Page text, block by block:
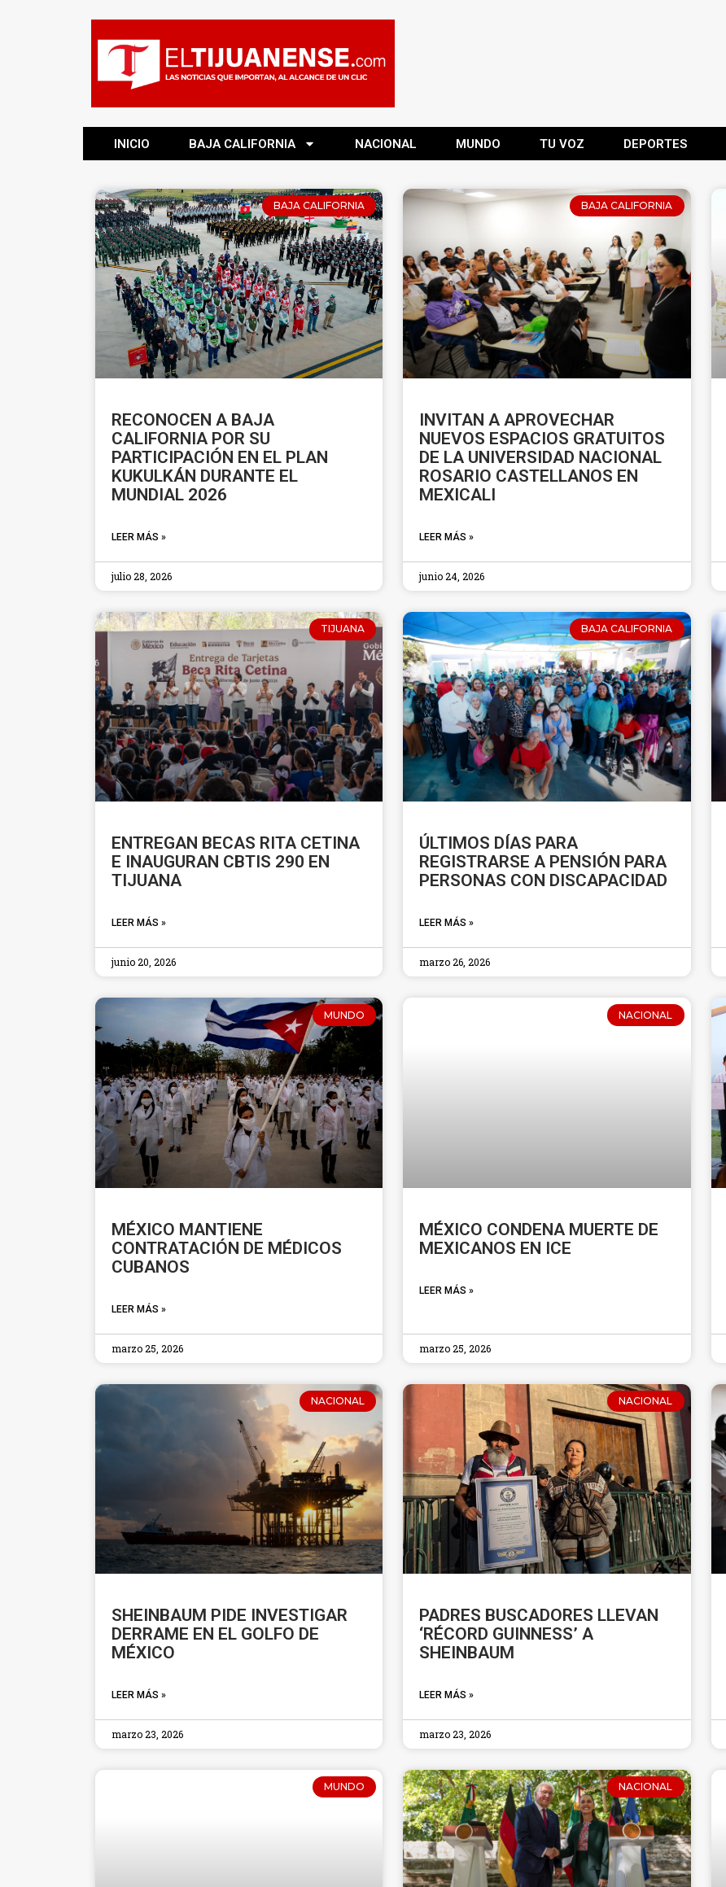
INICIO BAJA CALIFORNIA NACIONAL MUNDO TU VOZ DEPORTES
BAJA CALIFORNIA
RECONOCEN A BAJA
CALIFORNIA POR SU
PARTICIPACIÓN EN EL PLAN
KUKULKÁN DURANTE EL
MUNDIAL 2026
LEER MÁS »
julio 28, 2026
BAJA CALIFORNIA
INVITAN A APROVECHAR
NUEVOS ESPACIOS GRATUITOS
DE LA UNIVERSIDAD NACIONAL
ROSARIO CASTELLANOS EN
MEXICALI
LEER MÁS »
junio 24, 2026
TIJUANA
ENTREGAN BECAS RITA CETINA
E INAUGURAN CBTIS 290 EN
TIJUANA
LEER MÁS »
junio 20, 2026
BAJA CALIFORNIA
ÚLTIMOS DÍAS PARA
REGISTRARSE A PENSIÓN PARA
PERSONAS CON DISCAPACIDAD
LEER MÁS »
marzo 26, 2026
MUNDO
MÉXICO MANTIENE
CONTRATACIÓN DE MÉDICOS
CUBANOS
LEER MÁS »
marzo 25, 2026
NACIONAL
MÉXICO CONDENA MUERTE DE
MEXICANOS EN ICE
LEER MÁS »
marzo 25, 2026
NACIONAL
SHEINBAUM PIDE INVESTIGAR
DERRAME EN EL GOLFO DE
MÉXICO
LEER MÁS »
marzo 23, 2026
NACIONAL
PADRES BUSCADORES LLEVAN
‘RÉCORD GUINNESS’ A
SHEINBAUM
LEER MÁS »
marzo 23, 2026
MUNDO NACIONAL